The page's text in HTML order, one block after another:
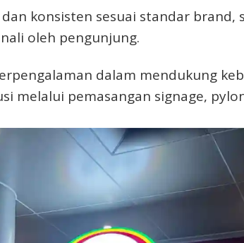
konsisten sesuai standar brand,
oleh pengunjung.
dalam mendukung
melalui pemasangan signage,